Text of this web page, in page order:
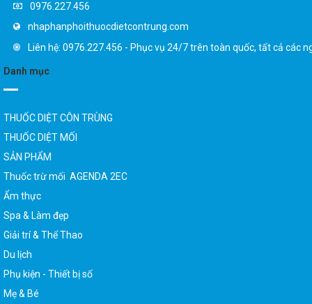
0976.227.456
nhaphanphoithuocdietcontrung.com
Liên hệ: 0976.227.456 - Phục vụ 24/7 trên toàn quốc, tất cả các
Danh mục
THUỐC DIỆT CÔN TRÙNG
THUỐC DIỆT MỐI
SẢN PHẨM
Thuốc trừ mối AGENDA 2EC
Ẩm thực
Spa & Làm đẹp
Giải trí & Thể Thao
Du lịch
Phụ kiện - Thiết bị số
Mẹ & Bé